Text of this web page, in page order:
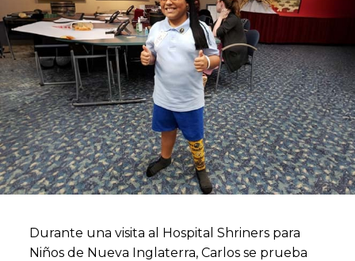
Durante una visita al Hospital Shriners para
Niños de Nueva Inglaterra, Carlos se prueba